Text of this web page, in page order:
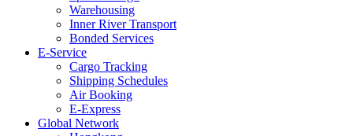
Warehousing
Inner River Transport
Bonded Services
E-Service
Cargo Tracking
Shipping Schedules
Air Booking
E-Express
Global Network